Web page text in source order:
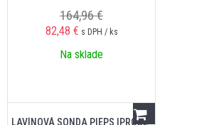
164,96 €
82,48 € s DPH / ks
Na sklade
LAVÍNOVÁ SONDA PIEPS IPROBE